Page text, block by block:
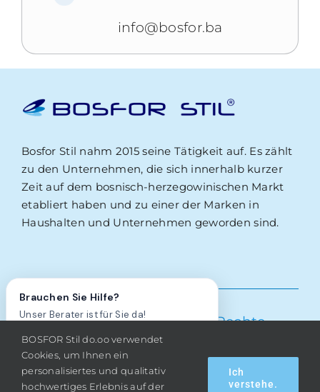
Brauchen Sie Hilfe?
Unser Berater ist für Sie da!
Ja, ich brauche Hilfe! Nein, danke.
info@bosfor.ba
Bosfor Stil nahm 2015 seine Tätigkeit auf. Es zählt
zu den Unternehmen, die sich innerhalb kurzer
Zeit auf dem bosnisch-herzegowinischen Markt
etabliert haben und zu einer der Marken in
Haushalten und Unternehmen geworden sind.
Bosfor Stil d.o.o.– Alle Rechte
vorbehalten – 2026
BOSFOR Stil do.oo verwendet
Cookies, um Ihnen ein
personalisiertes und qualitativ
hochwertiges Erlebnis auf der
Ich
verstehe.